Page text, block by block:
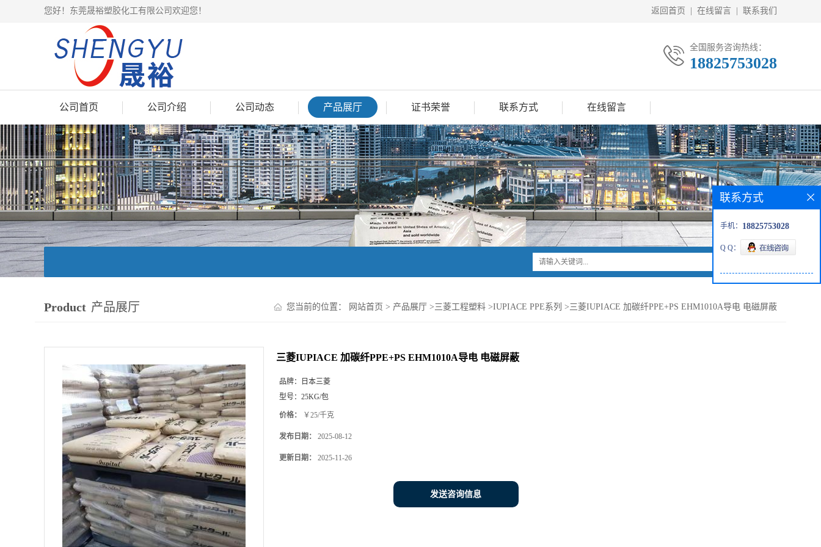
您好！东莞晟裕塑胶化工有限公司欢迎您！ 返回首页 在线留言 联系我们
全国服务咨询热线：
18825753028
公司首页 公司介绍 公司动态 产品展厅 证书荣誉 联系方式 在线留言
Product 产品展厅 您当前的位置： 网站首页 > 产品展厅 >三菱工程塑料 >IUPIACE PPE系列 >三菱IUPIACE 加碳纤PPE+PS EHM1010A导电 电磁屏蔽
三菱IUPIACE 加碳纤PPE+PS EHM1010A导电 电磁屏蔽
品牌：
日本三菱
型号： 25KG/包
价格： ￥25/千克
发布日期： 2025-08-12
更新日期： 2025-11-26
发送咨询信息
联系方式
手机： 18825753028
Q Q：